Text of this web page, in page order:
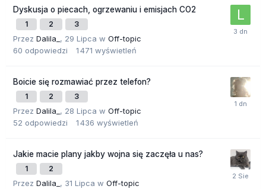
Dyskusja o piecach, ogrzewaniu i emisjach CO2
1 2 3
Przez Dalila_ , 29 Lipca w Off-topic
60 odpowiedzi 1 471 wyświetleń
Boicie się rozmawiać przez telefon?
1 2 3
Przez Dalila_ , 28 Lipca w Off-topic
52 odpowiedzi 1 436 wyświetleń
Jakie macie plany jakby wojna się zaczęła u nas?
1 2
Przez Dalila_ , 31 Lipca w Off-topic